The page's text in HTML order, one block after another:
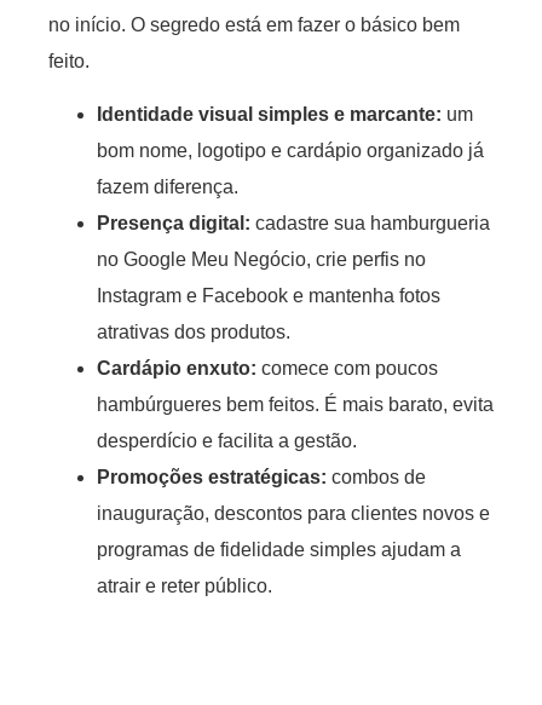
no início. O segredo está em fazer o básico bem
feito.
Identidade visual simples e marcante: um
bom nome, logotipo e cardápio organizado já
fazem diferença.
Presença digital : cadastre sua hamburgueria
no Google Meu Negócio, crie perfis no
Instagram e Facebook e mantenha fotos
atrativas dos produtos.
Cardápio enxuto: comece com poucos
hambúrgueres bem feitos. É mais barato, evita
desperdício e facilita a gestão.
Promoções estratégicas: combos de
inauguração, descontos para clientes novos e
programas de fidelidade simples ajudam a
atrair e reter público.